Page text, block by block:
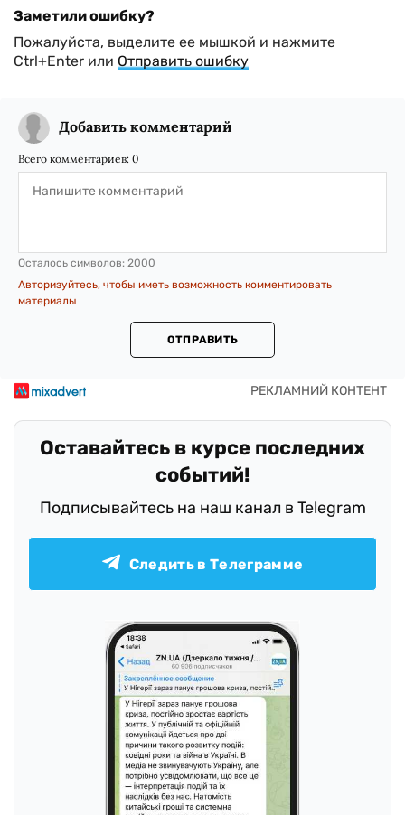
Заметили ошибку?
Пожалуйста, выделите ее мышкой и нажмите
Ctrl+Enter или Отправить ошибку
Добавить комментарий
Всего комментариев: 0
Осталось символов: 2000
Авторизуйтесь, чтобы иметь возможность комментировать
материалы
ОТПРАВИТЬ
Оставайтесь в курсе последних
событий!
Подписывайтесь на наш канал в Telegram
Следить в Телеграмме